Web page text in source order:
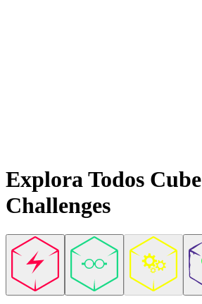
Explora Todos Cube
Challenges